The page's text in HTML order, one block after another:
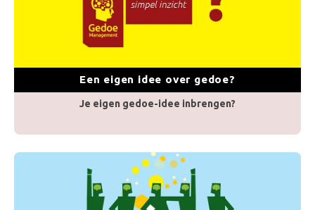
Een eigen idee over gedoe?
Je eigen gedoe-idee inbrengen?